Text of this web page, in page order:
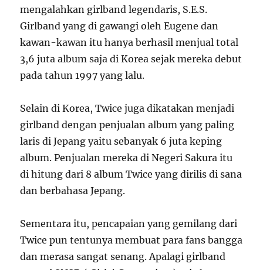
mengalahkan girlband legendaris, S.E.S.
Girlband yang di gawangi oleh Eugene dan
kawan-kawan itu hanya berhasil menjual total
3,6 juta album saja di Korea sejak mereka debut
pada tahun 1997 yang lalu.
Selain di Korea, Twice juga dikatakan menjadi
girlband dengan penjualan album yang paling
laris di Jepang yaitu sebanyak 6 juta keping
album. Penjualan mereka di Negeri Sakura itu
di hitung dari 8 album Twice yang dirilis di sana
dan berbahasa Jepang.
Sementara itu, pencapaian yang gemilang dari
Twice pun tentunya membuat para fans bangga
dan merasa sangat senang. Apalagi girlband